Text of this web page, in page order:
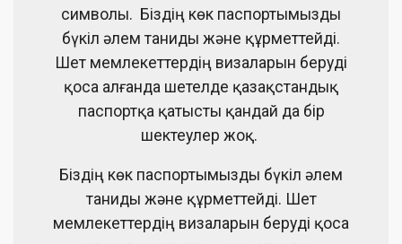
символы. Біздің көк паспортымызды
бүкіл әлем таниды және құрметтейді.
Шет мемлекеттердің визаларын беруді
қоса алғанда шетелде қазақстандық
паспортқа қатысты қандай да бір
шектеулер жоқ.
Біздің көк паспортымызды бүкіл әлем
таниды және құрметтейді. Шет
мемлекеттердің визаларын беруді қоса